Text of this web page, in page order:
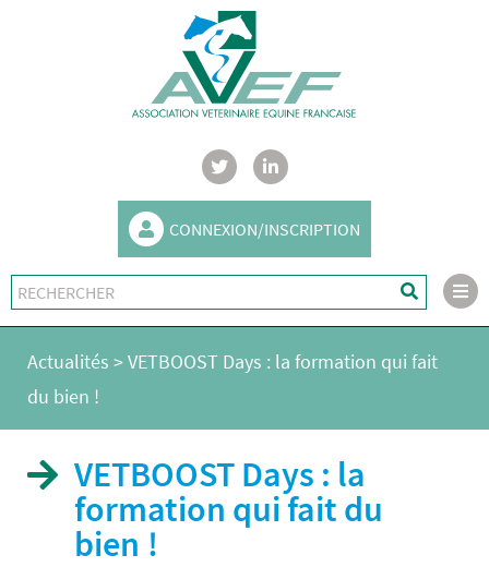
CONNEXION/INSCRIPTION
Actualités >VETBOOST Days : la formation qui fait
du bien !
VETBOOST Days : la
formation qui fait du
bien !